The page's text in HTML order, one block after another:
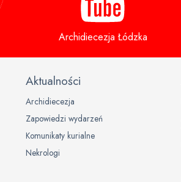
Archidiecezja Łódzka
Aktualności
Archidiecezja
Zapowiedzi wydarzeń
Komunikaty kurialne
Nekrologi